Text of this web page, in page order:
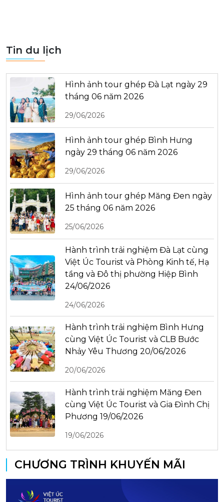
Tin du lịch
Hình ảnh tour ghép Đà Lạt ngày 29
tháng 06 năm 2026
29/06/2026
Hình ảnh tour ghép Bình Hưng
ngày 29 tháng 06 năm 2026
29/06/2026
Hình ảnh tour ghép Măng Đen ngày
25 tháng 06 năm 2026
25/06/2026
Hành trình trải nghiệm Đà Lạt cùng
Việt Úc Tourist và Phòng Kinh tế, Hạ
tầng và Đô thị phường Hiệp Bình
24/06/2026
24/06/2026
Hành trình trải nghiệm Bình Hưng
cùng Việt Úc Tourist và CLB Bước
Nhảy Yêu Thương 20/06/2026
20/06/2026
Hành trình trải nghiệm Măng Đen
cùng Việt Úc Tourist và Gia Đình Chị
Phương 19/06/2026
19/06/2026
CHƯƠNG TRÌNH KHUYẾN MÃI